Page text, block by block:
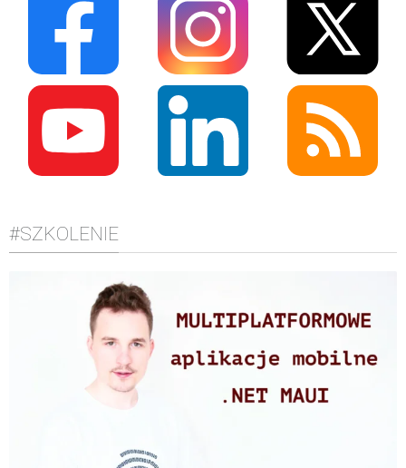
WYDARZENIA
BIZNES
PO GODZINACH
KONTAKT
#SZKOLENIE